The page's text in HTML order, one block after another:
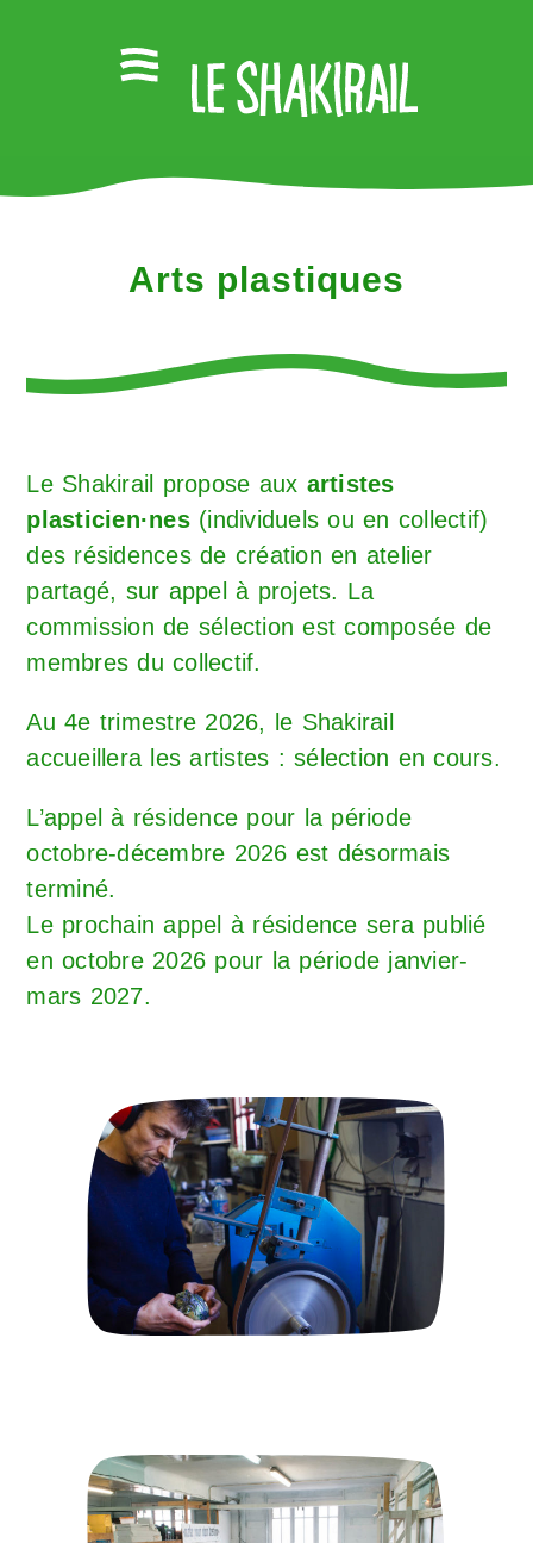
Arts plastiques
Le Shakirail propose aux artistes
plasticien·nes(individuels ou en collectif)
des résidences de création en atelier
partagé, sur appel à projets. La
commission de sélection est composée de
membres du collectif.
Au 4e trimestre 2026, le Shakirail
accueillera les artistes : sélection en cours.
L’appel à résidence pour la période
octobre-décembre 2026 est désormais
terminé.
Le prochain appel à résidence sera publié
en octobre 2026 pour la période janvier-
mars 2027.